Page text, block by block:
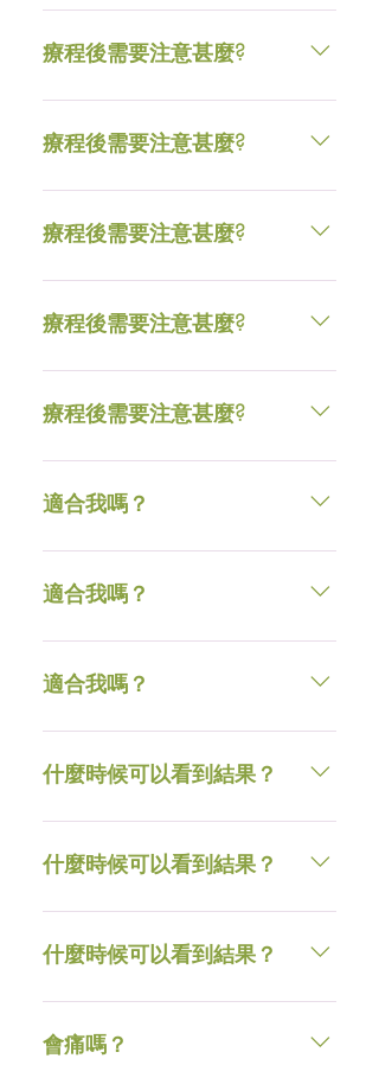
程；而保養性治療則建議每4-6個星
期治療一次。
淺層治療後2天內，切勿用力摩擦
患處皮膚。深層治療則需要按照專
量保持滋潤。療程後3天內，切勿
使用含果酸或酒精成分的護膚品，
避免曝曬，並建議日間使用SPF20
以上的防曬乳。
療程後需要注意甚麼?
淺層治療後2天內，切勿用力摩擦
患處皮膚。深層治療則需要按照專
量保持滋潤。療程後3天內，切勿
使用含果酸或酒精成分的護膚品，
避免曝曬，並建議日間使用SPF20
以上的防曬乳。
療程後需要注意甚麼?
淺層治療後2天內，切勿用力摩擦
患處皮膚。深層治療則需要按照專
量保持滋潤。療程後3天內，切勿
使用含果酸或酒精成分的護膚品，
避免曝曬，並建議日間使用SPF20
以上的防曬乳。
療程後需要注意甚麼?
淺層治療後2天內，切勿用力摩擦
患處皮膚。深層治療則需要按照專
量保持滋潤。療程後3天內，切勿
使用含果酸或酒精成分的護膚品，
避免曝曬，並建議日間使用SPF20
以上的防曬乳。
療程後需要注意甚麼?
淺層治療後2天內，切勿用力摩擦
患處皮膚。深層治療則需要按照專
量保持滋潤。療程後3天內，切勿
使用含果酸或酒精成分的護膚品，
避免曝曬，並建議日間使用SPF20
以上的防曬乳。
療程後需要注意甚麼?
淺層治療後2天內，切勿用力摩擦
患處皮膚。深層治療則需要按照專
量保持滋潤。療程後3天內，切勿
使用含果酸或酒精成分的護膚品，
避免曝曬，並建議日間使用SPF20
以上的防曬乳。
適合我嗎？
對於大多數皮膚類型而言，治療是
一種安全有效的解決方案。
適合我嗎？
對於大多數皮膚類型而言，治療是
一種安全有效的解決方案。
適合我嗎？
對於大多數皮膚類型而言，治療是
一種安全有效的解決方案。
什麼時候可以看到結果？
典型的治療方案是3種治療，相隔4-
6週。所需的療程總數取決於您的
什麼時候可以看到結果？
典型的治療方案是3種治療，相隔4-
6週。所需的療程總數取決於您的
什麼時候可以看到結果？
典型的治療方案是3種治療，相隔4-
6週。所需的療程總數取決於您的
會痛嗎？